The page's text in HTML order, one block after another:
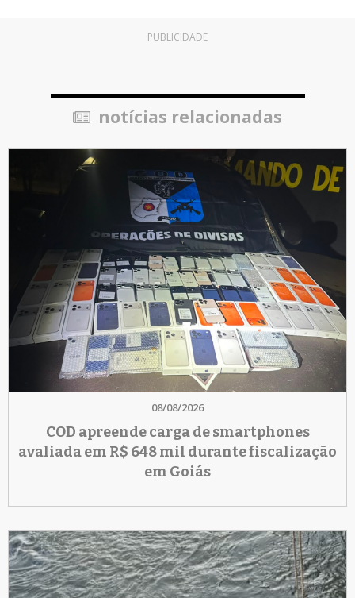
PUBLICIDADE
notícias relacionadas
08/08/2026
COD apreende carga de smartphones
avaliada em R$ 648 mil durante fiscalização
em Goiás